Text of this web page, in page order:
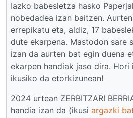
Iazko babesletza hasko
nobedadea izan baitzen.
errepikatu eta, aldiz, 17
dute ekarpena. Mastodon sare
izan da aurten bat egin duena
ekarpen handiak jaso dira. Hori
ikusiko da etorkizunean!
2024 urtean ZERBITZARI
handia izan da (ikusi argazki